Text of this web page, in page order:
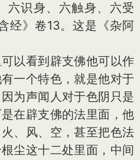
六识身、六触身、六受
经》卷13。这是《杂阿
看到辟支佛他可以作
一个特色，就是他对于
为声闻人对于色阴只是
在辟支佛的法里面，他
、风、空，甚至把色法
尘这十二处里面，中间